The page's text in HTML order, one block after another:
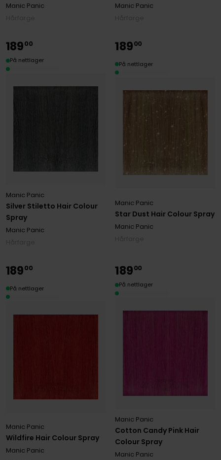
Manic Panic
Manic Panic
Silver Stiletto Hair Colour
Spray
Manic Panic
Manic Panic
18900
På nettlager
Star Dust Hair Colour Spray
Manic Panic
Manic Panic
18900
På nettlager
Wildfire Hair Colour Spray
Manic Panic
Manic Panic
18900
På nettlager
Cotton Candy Pink Hair
Colour Spray
Manic Panic
Manic Panic
18900
På nettlager